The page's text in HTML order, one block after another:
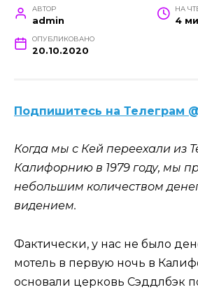
АВТОР
admin
НА
4
ОПУБЛИКОВАНО
20.10.2020
Подпишитесь на Телеграм
Когда мы с Кей переехали из
Калифорнию в 1979 году, мы
небольшим количеством
видением.
Фактически, у нас не было
мотель в первую ночь в
основали церковь Сэддлбэк